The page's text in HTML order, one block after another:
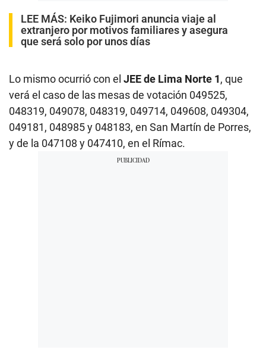
LEE MÁS: Keiko Fujimori anuncia viaje al
extranjero por motivos familiares y asegura
que será solo por unos días
Lo mismo ocurrió con el JEE de Lima Norte 1, que
verá el caso de las mesas de votación 049525,
048319, 049078, 048319, 049714, 049608, 049304,
049181, 048985 y 048183, en San Martín de Porres,
y de la 047108 y 047410, en el Rímac.